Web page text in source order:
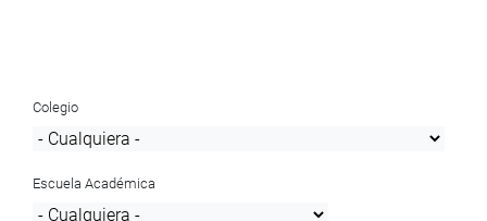
Colegio
Escuela Académica